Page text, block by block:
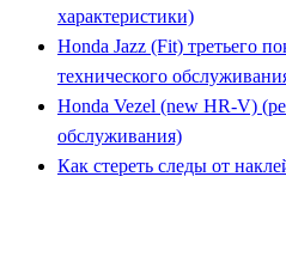
характеристики)
Honda Jazz (Fit) третьего
технического
Honda Vezel (new HR-V)
обслуживания)
Как стереть следы от